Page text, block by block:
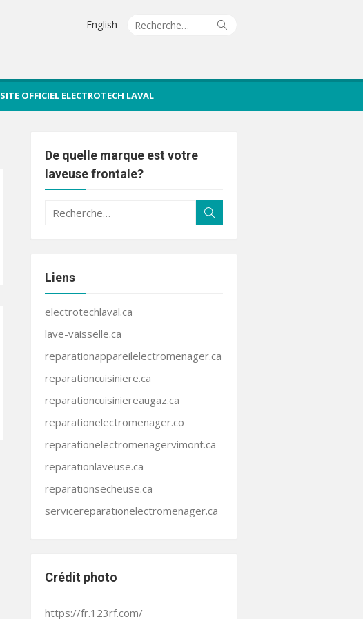
Recherche
Rechercher
English
SITE OFFICIEL ELECTROTECH LAVAL
De quelle marque est votre
laveuse frontale?
Recherche
Liens
electrotechlaval.ca
lave-vaisselle.ca
reparationappareilelectromenager.ca
reparationcuisiniere.ca
reparationcuisiniereaugaz.ca
reparationelectromenager.co
reparationelectromenagervimont.ca
reparationlaveuse.ca
reparationsecheuse.ca
servicereparationelectromenager.ca
Crédit photo
https://fr.123rf.com/